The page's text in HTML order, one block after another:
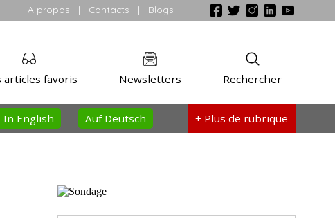
A propos | Contacts | Blogs
Rechercher
Newsletters
articles favoris
+ Plus de rubrique
Auf Deutsch
In English